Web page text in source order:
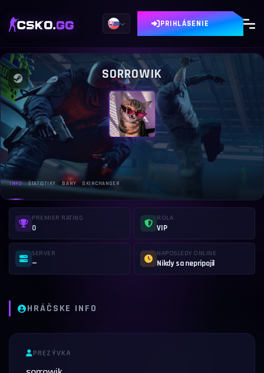
PRIHLÁSENIE
SORROWIK
INFO ŠTATISTIKY BANY SKINCHANGER
PREMIER RATING
0
ROLA
VIP
SERVER
—
NAPOSLEDY ONLINE
Nikdy sa nepripojil
HRÁČSKE INFO
PREZÝVKA